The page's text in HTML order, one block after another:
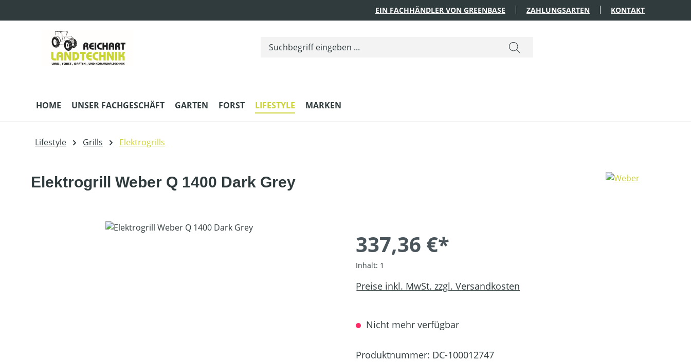
EIN FACHHÄNDLER VON GREENBASE ZAHLUNGSARTEN KONTAKT
HOME UNSER FACHGESCHÄFT GARTEN FORST LIFESTYLE MARKEN
Lifestyle Grills Elektrogrills
Elektrogrill Weber Q 1400 Dark Grey
Bildergalerie überspringen
337,36 €*
Inhalt: 1
Preise inkl. MwSt. zzgl. Versandkosten
Nicht mehr verfügbar
Produktnummer: DC-100012747